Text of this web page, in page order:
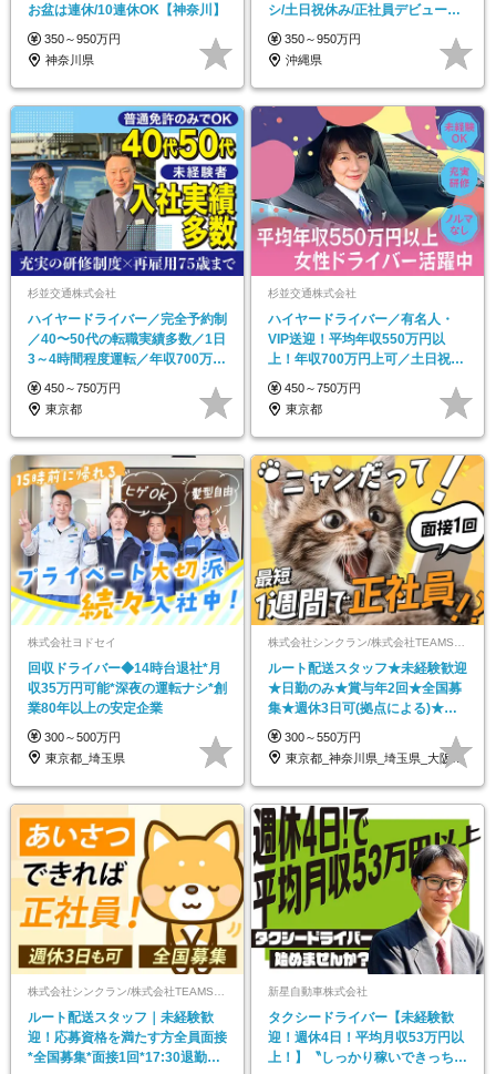
お盆は連休/10連休OK【神奈川】
350～950万円
神奈川県
シ/土日祝休み/正社員デビュー歓
迎
350～950万円
沖縄県
杉並交通株式会社
ハイヤードライバー／完全予約制
／40〜50代の転職実績多数／1日
3～4時間程度運転／年収700万円
以上可
450～750万円
東京都
杉並交通株式会社
ハイヤードライバー／有名人・
VIP送迎！平均年収550万円以
上！年収700万円上可／土日祝休
可／完全予約制
450～750万円
東京都
株式会社ヨドセイ
回収ドライバー◆14時台退社*月
収35万円可能*深夜の運転ナシ*創
業80年以上の安定企業
300～500万円
東京都_埼玉県
ルート配送スタッフ★未経験歓迎
★日勤のみ★賞与年2回★全国募
集★週休3日可(拠点による)★長
距離＆深夜配送なし
300～550万円
東京都_神奈川県_埼玉県_大阪府_愛知県…
ルート配送スタッフ｜未経験歓
迎！応募資格を満たす方全員面接
*全国募集*面接1回*17:30退勤可*
新星自動車株式会社
タクシードライバー【未経験歓
迎！週休4日！平均月収53万円以
上！】〝しっかり稼いできっちり